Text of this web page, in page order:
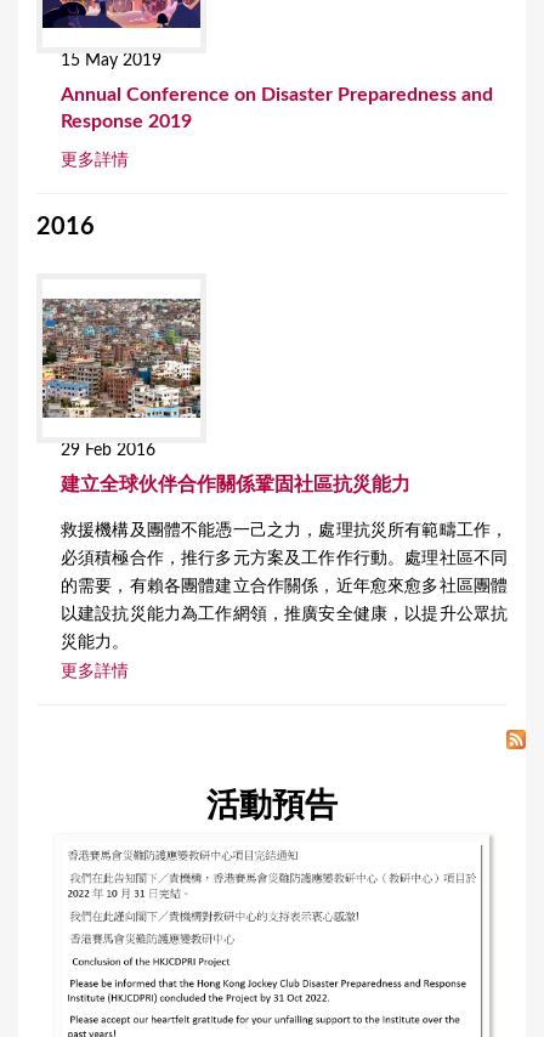
15 May 2019
Annual Conference on Disaster Preparedness and
Response 2019
更多詳情
2016
29 Feb 2016
建立全球伙伴合作關係鞏固社區抗災能力
救援機構及團體不能憑一己之力，處理抗災所有範疇工作，
必須積極合作，推行多元方案及工作作行動。處理社區不同
的需要，有賴各團體建立合作關係，近年愈來愈多社區團體
以建設抗災能力為工作網領，推廣安全健康，以提升公眾抗
災能力。
更多詳情
活動預告